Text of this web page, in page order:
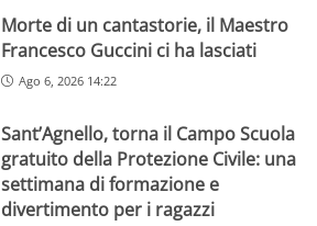
Morte di un cantastorie, il Maestro
Francesco Guccini ci ha lasciati
Ago 6, 2026 14:22
Sant’Agnello, torna il Campo Scuola
gratuito della Protezione Civile: una
settimana di formazione e
divertimento per i ragazzi